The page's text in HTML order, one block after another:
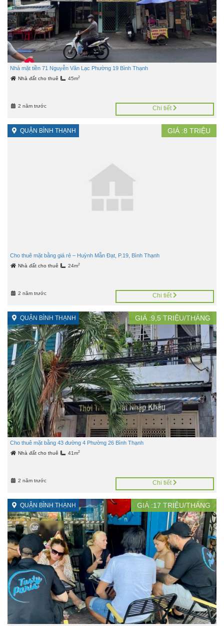
Nhà mặt tiền 71 Nguyễn Văn Lạc Phường 19 Bình Thạnh
Nhà đất cho thuê 45m2
2 năm trước Chi tiết
QUẬN BÌNH THẠNH GIÁ :8 TRIỆU
Cho thuê mặt bằng giá rẻ – Huỳnh Mẫn Đạt, P.19, Bình Thạnh
Nhà đất cho thuê 24m2
2 năm trước Chi tiết
QUẬN BÌNH THẠNH GIÁ :9,5 TRIỆU/THÁNG
Cho thuê mặt bằng 43 đường 4 Phường 26 Bình Thạnh
Nhà đất cho thuê 41m2
2 năm trước Chi tiết
QUẬN BÌNH THẠNH GIÁ :17 TRIỆU/THÁNG